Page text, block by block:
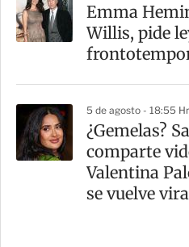
Emma
Willis, pide
5 de agosto - 18:55
¿Gemelas?
comparte
Valentina
se vuelve